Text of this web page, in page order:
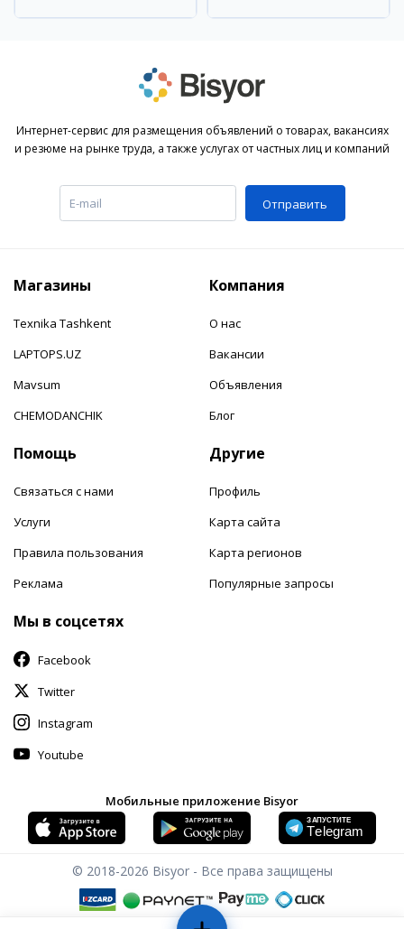
Интернет-сервис для размещения объявлений о товарах, вакансиях
и резюме на рынке труда, а также услугах от частных лиц и компаний
Отправить
Магазины
Texnika Tashkent
LAPTOPS.UZ
Mavsum
CHEMODANCHIK
Компания
О нас
Вакансии
Объявления
Блог
Помощь
Связаться с нами
Услуги
Правила пользования
Реклама
Другие
Профиль
Карта сайта
Карта регионов
Популярные запросы
Мы в соцсетях
Facebook
Twitter
Instagram
Youtube
Мобильные приложение Bisyor
© 2018-2026 Bisyor - Все права защищены